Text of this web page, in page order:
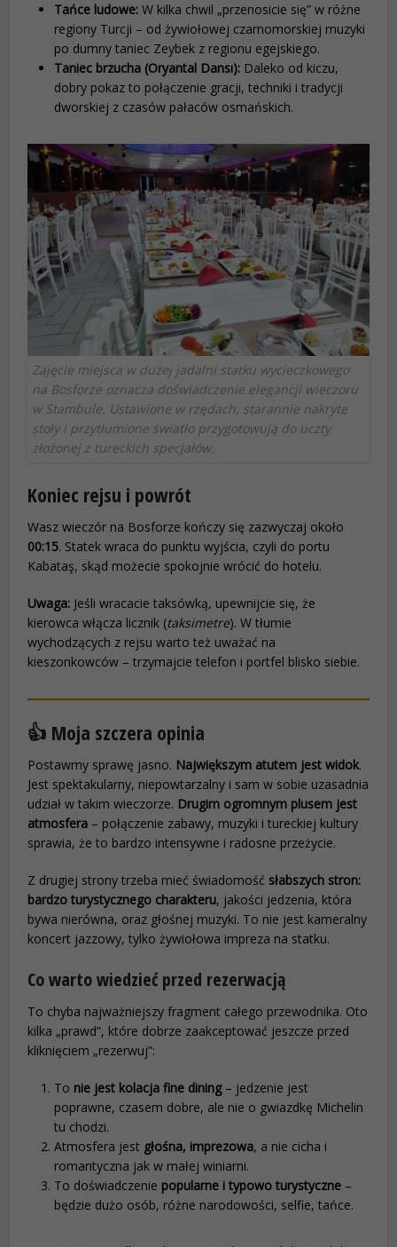
Tańce ludowe: W kilka chwil „przenosicie się” w różne
regiony Turcji – od żywiołowej czarnomorskiej muzyki
po dumny taniec Zeybek z regionu egejskiego.
Taniec brzucha (Oryantal Dansı): Daleko od kiczu,
dobry pokaz to połączenie gracji, techniki i tradycji
dworskiej z czasów pałaców osmańskich.
Zajęcie miejsca w dużej jadalni statku wycieczkowego
na Bosforze oznacza doświadczenie elegancji wieczoru
w Stambule. Ustawione w rzędach, starannie nakryte
stoły i przytłumione światło przygotowują do uczty
złożonej z tureckich specjałów.
Koniec rejsu i powrót
Wasz wieczór na Bosforze kończy się zazwyczaj około
00:15. Statek wraca do punktu wyjścia, czyli do portu
Kabataş, skąd możecie spokojnie wrócić do hotelu.
Uwaga: Jeśli wracacie taksówką, upewnijcie się, że
kierowca włącza licznik (taksimetre). W tłumie
wychodzących z rejsu warto też uważać na
kieszonkowców – trzymajcie telefon i portfel blisko siebie.
👍 Moja szczera opinia
Postawmy sprawę jasno. Największym atutem jest widok.
Jest spektakularny, niepowtarzalny i sam w sobie uzasadnia
udział w takim wieczorze. Drugim ogromnym plusem jest
atmosfera – połączenie zabawy, muzyki i tureckiej kultury
sprawia, że to bardzo intensywne i radosne przeżycie.
Z drugiej strony trzeba mieć świadomość słabszych stron:
bardzo turystycznego charakteru, jakości jedzenia, która
bywa nierówna, oraz głośnej muzyki. To nie jest kameralny
koncert jazzowy, tylko żywiołowa impreza na statku.
Co warto wiedzieć przed rezerwacją
To chyba najważniejszy fragment całego przewodnika. Oto
kilka „prawd”, które dobrze zaakceptować jeszcze przed
kliknięciem „rezerwuj”:
To nie jest kolacja fine dining– jedzenie jest
poprawne, czasem dobre, ale nie o gwiazdkę Michelin
tu chodzi.
Atmosfera jest głośna, imprezowa, a nie cicha i
romantyczna jak w małej winiarni.
To doświadczenie popularne i typowo turystyczne –
będzie dużo osób, różne narodowości, selfie, tańce.